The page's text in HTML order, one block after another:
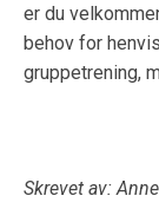
er du
behov for
gruppetrening,
Skrevet av: